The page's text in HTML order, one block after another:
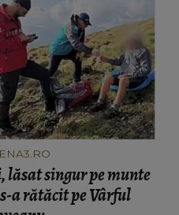
lăsat singur pe munte
a rătăcit pe Vârful